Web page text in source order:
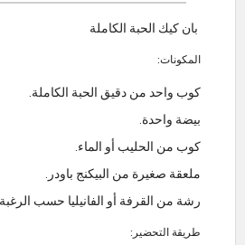
بان كيك الحبة الكاملة
المكونات:
كوب واحد من دقيق الحبة الكاملة.
بيضة واحدة.
كوب من الحليب أو الماء.
ملعقة صغيرة من البيكنج باودر.
رشة من القرفة أو الفانيليا حسب الرغبة.
طريقة التحضير: